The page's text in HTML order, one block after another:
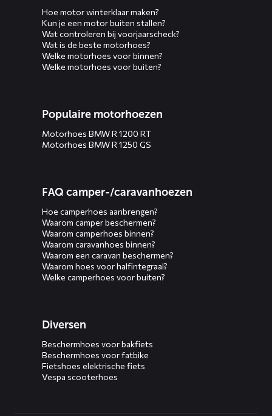
Hoe motor winterklaar maken?
Kun je een motor buiten stallen?
Wat controleren bij voorjaarscheck?
Wat is de beste motorhoes?
Welke motorhoes voor binnen?
Welke motorhoes voor buiten?
Populaire motorhoezen
Motorhoes BMW R 1200 RT
Motorhoes BMW R 1250 GS
FAQ camper-/caravanhoezen
Hoe camperhoes aanbrengen?
Waarom camper beschermen?
Waarom camperhoes binnen?
Waarom caravanhoes binnen?
Waarom een caravan beschermen?
Waarom hoes voor halfintegraal?
Welke camperhoes voor buiten?
Diversen
Beschermhoes voor bakfiets
Beschermhoes voor fatbike
Fietshoes elektrische fiets
Vespa scooterhoes